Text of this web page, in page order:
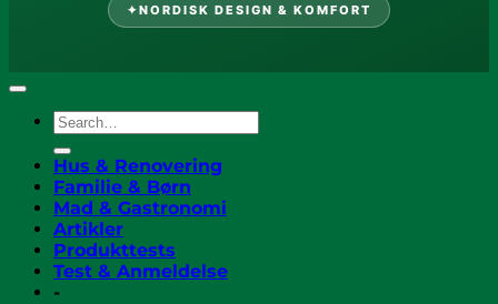
✦NORDISK DESIGN & KOMFORT
Hus & Renovering
Familie & Børn
Mad & Gastronomi
Artikler
Produkttests
Test & Anmeldelse
-